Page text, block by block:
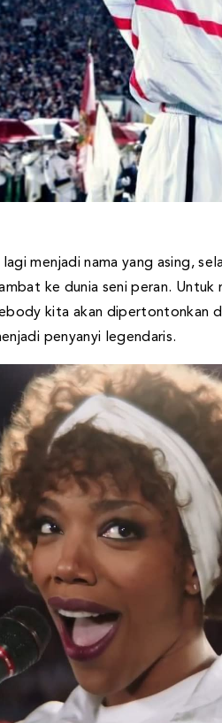
menjadi nama yang asing,
ke dunia seni peran. Untuk
kita akan dipertontonkan
penyanyi legendaris.